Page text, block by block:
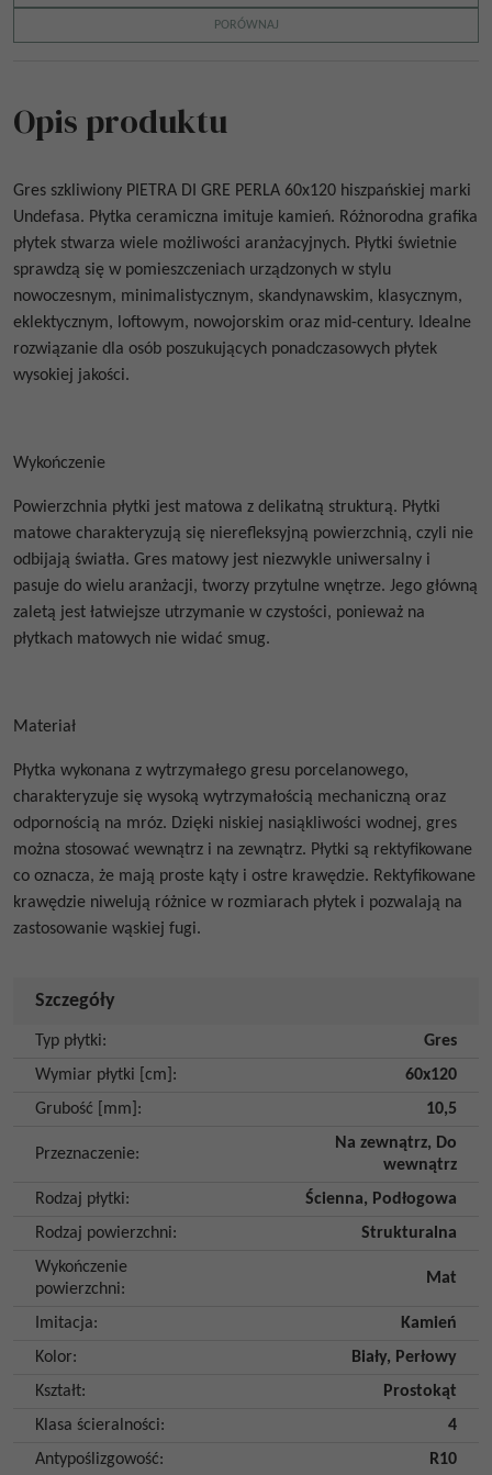
PORÓWNAJ
Opis produktu
Gres szkliwiony PIETRA DI GRE PERLA 60x120 hiszpańskiej marki
Undefasa. Płytka ceramiczna imituje kamień. Różnorodna grafika
płytek stwarza wiele możliwości aranżacyjnych. Płytki świetnie
sprawdzą się w pomieszczeniach urządzonych w stylu
nowoczesnym, minimalistycznym, skandynawskim, klasycznym,
eklektycznym, loftowym, nowojorskim oraz mid-century. Idealne
rozwiązanie dla osób poszukujących ponadczasowych płytek
wysokiej jakości.
Wykończenie
Powierzchnia płytki jest matowa z delikatną strukturą. Płytki
matowe charakteryzują się nierefleksyjną powierzchnią, czyli nie
odbijają światła. Gres matowy jest niezwykle uniwersalny i
pasuje do wielu aranżacji, tworzy przytulne wnętrze. Jego główną
zaletą jest łatwiejsze utrzymanie w czystości, ponieważ na
płytkach matowych nie widać smug.
Materiał
Płytka wykonana z wytrzymałego gresu porcelanowego,
charakteryzuje się wysoką wytrzymałością mechaniczną oraz
odpornością na mróz. Dzięki niskiej nasiąkliwości wodnej, gres
można stosować wewnątrz i na zewnątrz. Płytki są rektyfikowane
co oznacza, że mają proste kąty i ostre krawędzie. Rektyfikowane
krawędzie niwelują różnice w rozmiarach płytek i pozwalają na
zastosowanie wąskiej fugi.
Szczegóły
Typ płytki:
Gres
Wymiar płytki [cm] :
60x120
Grubość [mm] : 10,5
Przeznaczenie:
Na zewnątrz, Do
wewnątrz
Rodzaj płytki: Ścienna, Podłogowa
Rodzaj powierzchni:
Strukturalna
Wykończenie
powierzchni:
Mat
Imitacja:
Kamień
Kolor: Biały, Perłowy
Kształt:
Prostokąt
Klasa ścieralności:
4
Antypoślizgowość: R10